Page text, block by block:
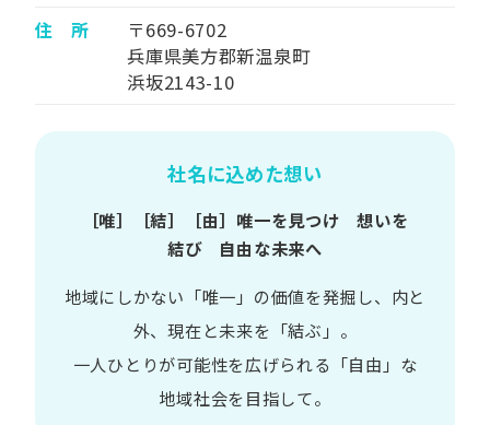
住 所
〒669-6702
兵庫県美方郡新温泉町
浜坂2143-10
社名に込めた想い
［唯］​［結］​［由］ 唯一を​見つけ 想いを​
結び 自由な​未来へ
地域に​しかない​「唯一」の​価値を​発掘し、 内と​
外、​現在と​未来を​「結ぶ」。
一人​ひとりが​可能性を​広げられる 「自由」な​
地域社会を​目指して。​